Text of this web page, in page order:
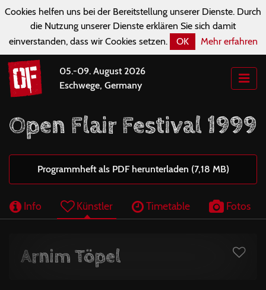
Cookies helfen uns bei der Bereitstellung unserer Dienste. Durch
die Nutzung unserer Dienste erklären Sie sich damit
einverstanden, dass wir Cookies setzen.
OK Mehr erfahren
05.-09. August 2026
Eschwege, Germany
Open Flair Festival 1999
Programmheft als PDF herunterladen (7,18 MB)
Info Künstler Timetable Fotos
Arnim Töpel